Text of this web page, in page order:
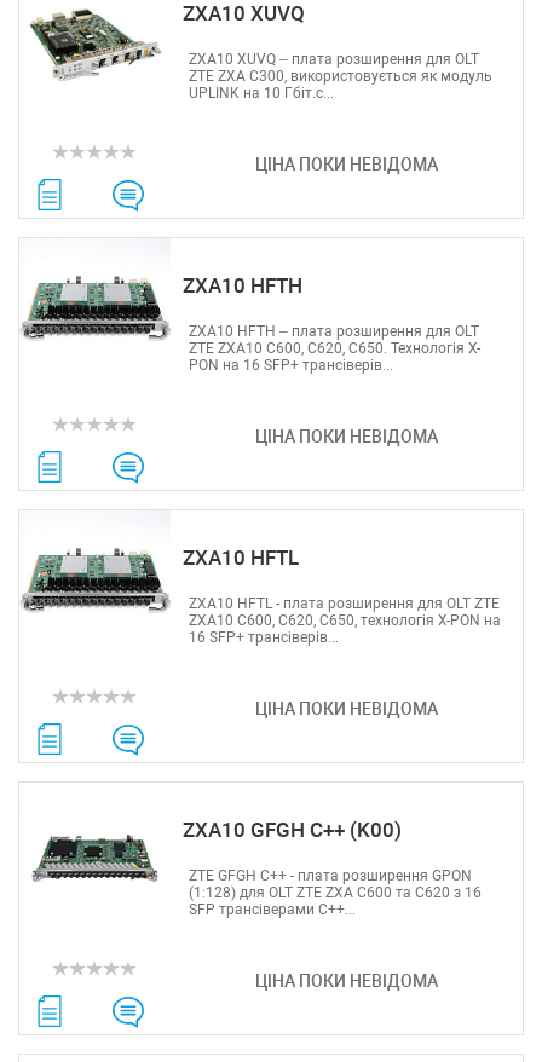
ZXA10 XUVQ
ЦІНА ПОКИ НЕВІДОМА
ZXA10 XUVQ – плата розширення для OLT
ZTE ZXA C300, використовується як модуль
UPLINK на 10 Гбіт.с...
ZXA10 HFTH
ЦІНА ПОКИ НЕВІДОМА
ZXA10 HFTH – плата розширення для OLT
ZTE ZXA10 C600, C620, C650. Технологія X-
PON на 16 SFP+ трансіверів...
ZXA10 HFTL
ЦІНА ПОКИ НЕВІДОМА
ZXA10 HFTL - плата розширення для OLT ZTE
ZXA10 C600, C620, C650, технологія X-PON на
16 SFP+ трансіверів...
ZXA10 GFGH C++ (K00)
ЦІНА ПОКИ НЕВІДОМА
ZTE GFGH C++ - плата розширення GPON
(1:128) для OLT ZTE ZXA C600 та C620 з 16
SFP трансіверами С++...